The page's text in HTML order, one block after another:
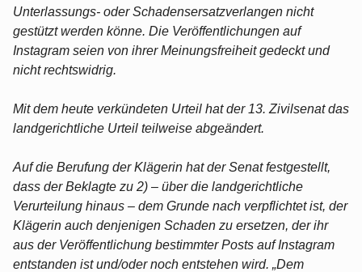
Unterlassungs- oder Schadensersatzverlangen nicht
gestützt werden könne. Die Veröffentlichungen auf
Instagram seien von ihrer Meinungsfreiheit gedeckt und
nicht rechtswidrig.
Mit dem heute verkündeten Urteil hat der 13. Zivilsenat das
landgerichtliche Urteil teilweise abgeändert.
Auf die Berufung der Klägerin hat der Senat festgestellt,
dass der Beklagte zu 2) – über die landgerichtliche
Verurteilung hinaus – dem Grunde nach verpflichtet ist, der
Klägerin auch denjenigen Schaden zu ersetzen, der ihr
aus der Veröffentlichung bestimmter Posts auf Instagram
entstanden ist und/oder noch entstehen wird. „Dem